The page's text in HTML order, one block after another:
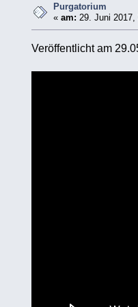
Purgatorium
«am: 29. Juni 2017,
Veröffentlicht am